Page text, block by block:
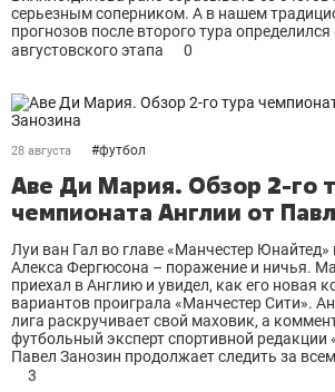
серьезным соперником. А в нашем
прогнозов после второго тура
августовского этапа
0
28 августа #футбол
Аве Ди Мария. Обзор 2-го
чемпионата Англии от
Луи ван Гал во главе «Манчестер Юнайтед»
Алекса Фергюсона – поражение и ничья.
приехал в Англию и увидел, как его новая
вариантов проиграла «Манчестер Сити».
лига раскручивает свой маховик, а
футбольный эксперт спортивной редакции
Павел Занозин продолжает следить за
3